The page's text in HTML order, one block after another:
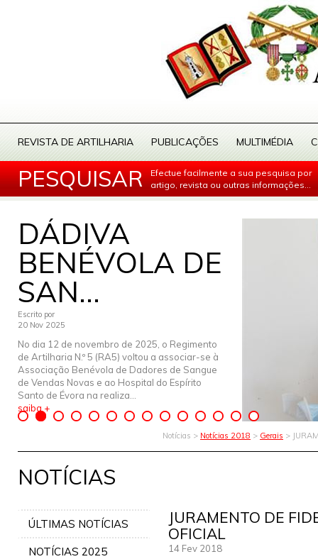
REVISTA DE ARTILHARIA PUBLICAÇÕES MULTIMÉDIA
PESQUISAR
Efectue facilmente a sua pesquisa por
artigo, revista ou outras informações...
DÁDIVA
BENÉVOLA DE
SAN...
Escrito por
20 Nov 2025
No dia 12 de novembro de 2025, o Regimento
de Artilharia N.º 5 (RA5) voltou a associar-se à
Associação Benévola de Dadores de Sangue
de Vendas Novas e ao Hospital do Espírito
Santo de Évora na realiza...
saiba +
Notícias > Notícias 2018 > Gerais >
NOTÍCIAS
ÚLTIMAS NOTÍCIAS
NOTÍCIAS 2025
JURAMENTO DE
OFICIAL
14 Fev 2018